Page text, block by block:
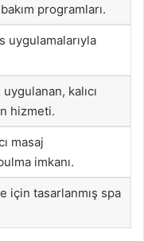
programları.
uygulamalarıyla
kalıcı
hizmeti.
masaj
imkanı.
için tasarlanmış spa